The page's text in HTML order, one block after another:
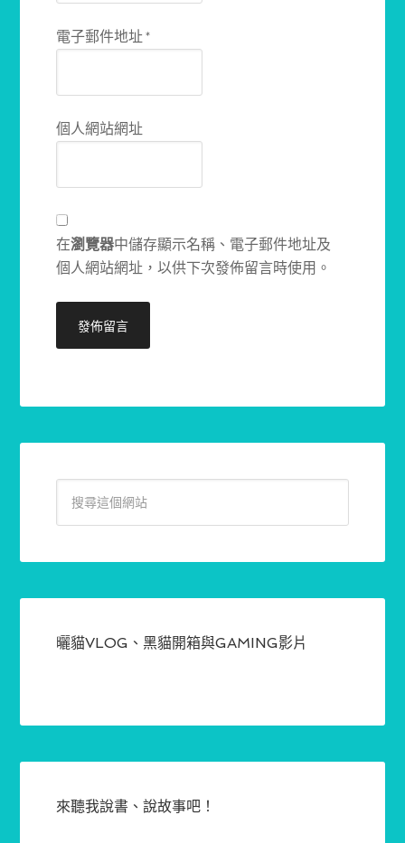
電子郵件地址*
個人網站網址
在瀏覽器中儲存顯示名稱、電子郵件地址及
個人網站網址，以供下次發佈留言時使用。
曬貓VLOG、黑貓開箱與GAMING影片
來聽我說書、說故事吧！